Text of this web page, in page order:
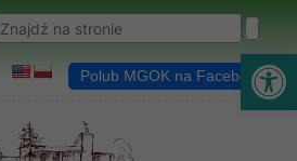
Wyszukaj w serwisie
Polub MGOK na Facebooku